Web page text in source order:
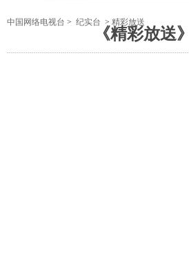
中国网络电视台 > 纪实台 > 精彩放送
《精彩放送